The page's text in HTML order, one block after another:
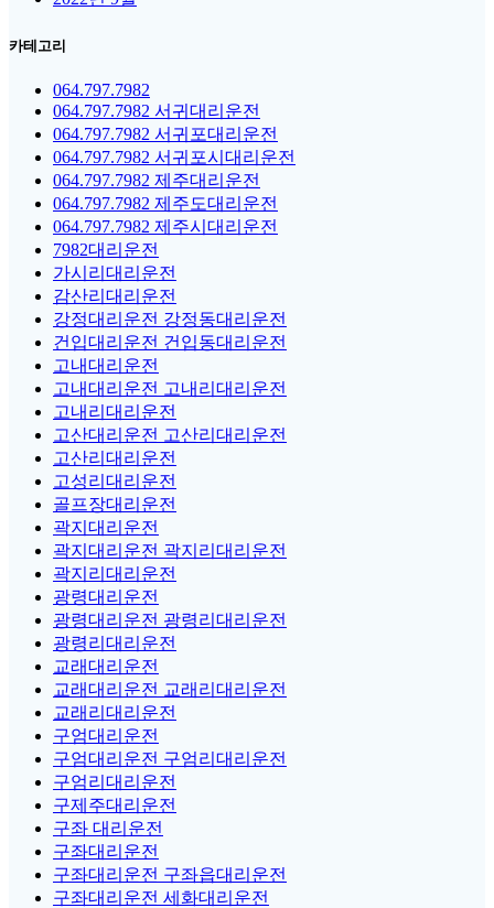
카테고리
064.797.7982
064.797.7982 서귀대리운전
064.797.7982 서귀포대리운전
064.797.7982 서귀포시대리운전
064.797.7982 제주대리운전
064.797.7982 제주도대리운전
064.797.7982 제주시대리운전
7982대리운전
가시리대리운전
감산리대리운전
강정대리운전 강정동대리운전
건입대리운전 건입동대리운전
고내대리운전
고내대리운전 고내리대리운전
고내리대리운전
고산대리운전 고산리대리운전
고산리대리운전
고성리대리운전
골프장대리운전
곽지대리운전
곽지대리운전 곽지리대리운전
곽지리대리운전
광령대리운전
광령대리운전 광령리대리운전
광령리대리운전
교래대리운전
교래대리운전 교래리대리운전
교래리대리운전
구엄대리운전
구엄대리운전 구엄리대리운전
구엄리대리운전
구제주대리운전
구좌 대리운전
구좌대리운전
구좌대리운전 구좌읍대리운전
구좌대리운전 세화대리운전